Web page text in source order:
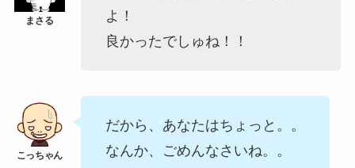
よ！
良かったでしゅね！！
だから、あなたはちょっと。。
なんか、ごめんなさいね。。